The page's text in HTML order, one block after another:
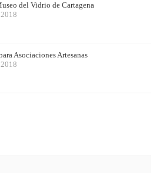
del Vidrio de Cartagena
Asociaciones Artesanas